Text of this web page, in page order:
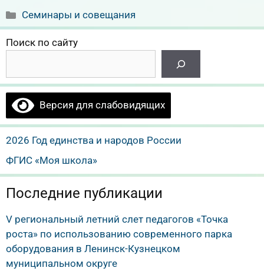
Рубрики
Семинары и совещания
Поиск по сайту
Версия для слабовидящих
2026 Год единства и народов России
ФГИС «Моя школа»
Последние публикации
V региональный летний слет педагогов «Точка
роста» по использованию современного парка
оборудования в Ленинск-Кузнецком
муниципальном округе